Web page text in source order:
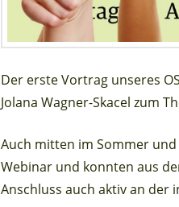
Der erste Vortrag unseres
Jolana Wagner-Skacel zum
Auch mitten im Sommer
Webinar und konnten aus
Anschluss auch aktiv an der